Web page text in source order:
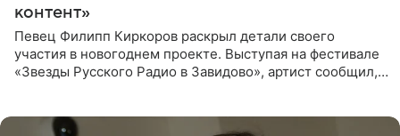
контент»
Певец Филипп Киркоров раскрыл детали своего
участия в новогоднем проекте. Выступая на фестивале
«Звезды Русского Радио в Завидово», артист сообщил,